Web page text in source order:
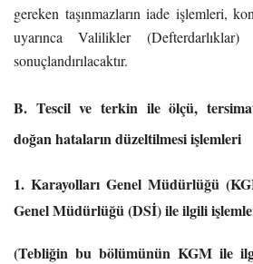
gereken taşınmazların iade işlemleri,
uyarınca Valilikler (Defterdarlıklar)
sonuçlandırılacaktır.
B. Tescil ve terkin ile ölçü,
doğan hataların düzeltilmesi işlemleri
1. Karayolları Genel Müdürlüğü
Genel Müdürlüğü (DSİ) ile ilgili
(Tebliğin bu bölümünün KGM ile